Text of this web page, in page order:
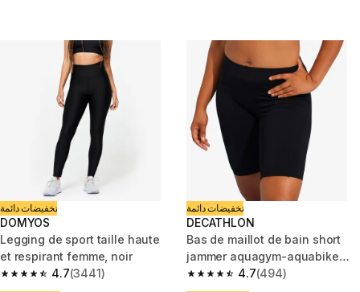
تخفيضات دائمة
DOMYOS
Legging de sport taille haute
et respirant femme, noir
4.7
4.7 out of 5 stars from 3441 reviews
(3441)
تخفيضات دائمة
DECATHLON
Bas de maillot de bain short
jammer aquagym-aquabike
femme mila noir
4.7
4.7 out of 5 stars from 494
(494)